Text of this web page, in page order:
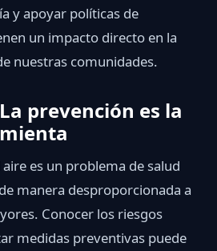
y apoyar políticas de
un impacto directo en la
nuestras comunidades.
prevención es la
es un problema de salud
manera desproporcionada a
Conocer los riesgos
medidas preventivas puede